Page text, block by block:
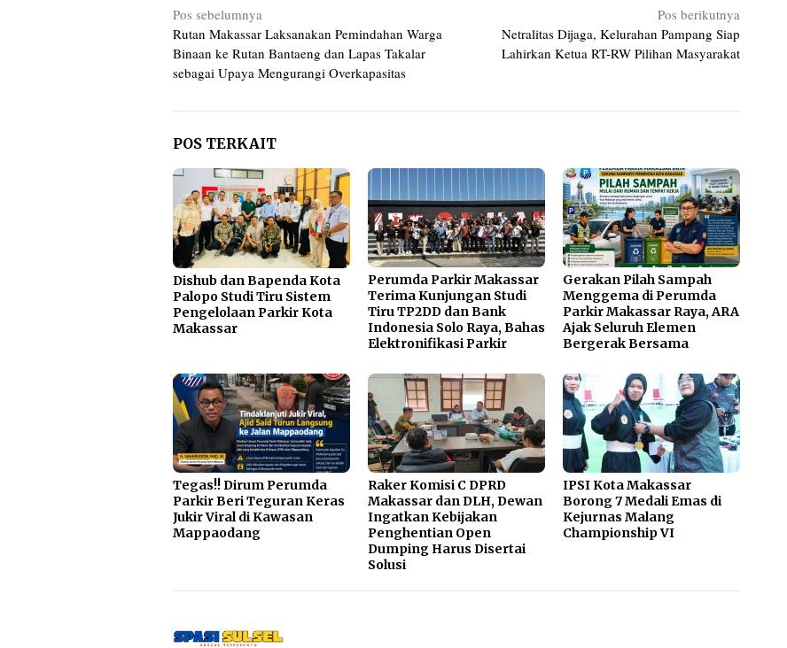
Navigasi
pos
Pos sebelumnya
Rutan Makassar Laksanakan Pemindahan Warga
Binaan ke Rutan Bantaeng dan Lapas Takalar
sebagai Upaya Mengurangi Overkapasitas
Pos berikutnya
Netralitas Dijaga, Kelurahan Pampang Siap
Lahirkan Ketua RT-RW Pilihan Masyarakat
POS TERKAIT
Dishub dan Bapenda Kota
Palopo Studi Tiru Sistem
Pengelolaan Parkir Kota
Makassar
Perumda Parkir Makassar
Terima Kunjungan Studi
Tiru TP2DD dan Bank
Indonesia Solo Raya, Bahas
Elektronifikasi Parkir
Gerakan Pilah Sampah
Menggema di Perumda
Parkir Makassar Raya, ARA
Ajak Seluruh Elemen
Bergerak Bersama
Tegas!! Dirum Perumda
Parkir Beri Teguran Keras
Jukir Viral di Kawasan
Mappaodang
Raker Komisi C DPRD
Makassar dan DLH, Dewan
Ingatkan Kebijakan
Penghentian Open
Dumping Harus Disertai
Solusi
IPSI Kota Makassar
Borong 7 Medali Emas di
Kejurnas Malang
Championship VI